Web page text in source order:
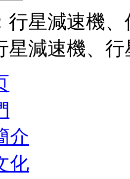
行星減速機
星減速機、
介
化